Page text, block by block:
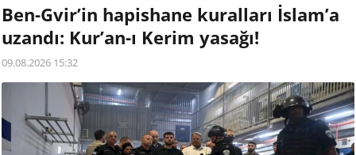
Ben-Gvir’in hapishane kuralları İslam’a
uzandı: Kur’an-ı Kerim yasağı!
09.08.2026 15:32